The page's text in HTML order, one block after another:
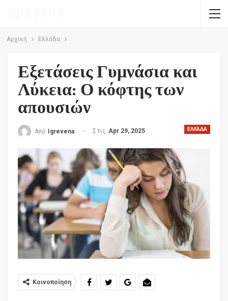
Αρχική Ελλάδα
Εξετάσεις Γυμνάσια και
Λύκεια: Ο κόφτης των
απουσιών
ΕΛΛΆΔΑ
Από Igrevena Στις Apr 29, 2025
Κοινοποίηση